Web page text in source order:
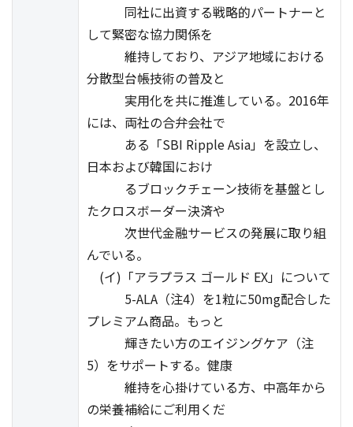
同社に出資する戦略的パートナーと
して緊密な協力関係を
維持しており、アジア地域における
分散型台帳技術の普及と
実用化を共に推進している。2016年
には、両社の合弁会社で
ある「SBI Ripple Asia」を設立し、
日本および韓国におけ
るブロックチェーン技術を基盤とし
たクロスボーダー決済や
次世代金融サービスの発展に取り組
んでいる。
(イ)「アラプラス ゴールド EX」について
5-ALA（注4）を1粒に50mg配合した
プレミアム商品。もっと
輝きたい方のエイジングケア（注
5）をサポートする。健康
維持を心掛けている方、中高年から
の栄養補給にご利用くだ